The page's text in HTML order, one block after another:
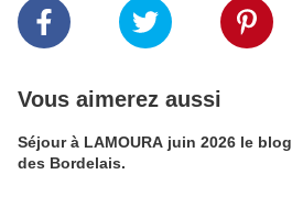
Vous aimerez aussi
Séjour à LAMOURA juin 2026 le blog
des Bordelais.